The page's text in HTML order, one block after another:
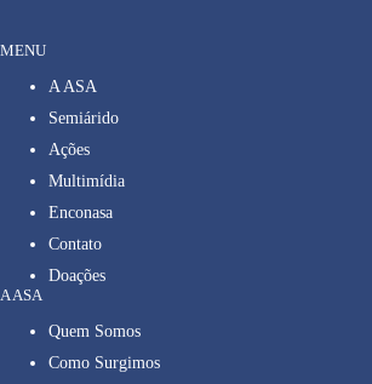
MENU
A ASA
Semiárido
Ações
Multimídia
Enconasa
Contato
Doações
A ASA
Quem Somos
Como Surgimos